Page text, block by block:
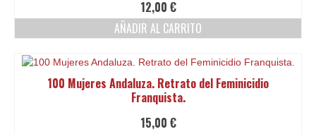
12,00 €
AÑADIR AL CARRITO
100 Mujeres Andaluza. Retrato del Feminicidio
Franquista.
15,00 €